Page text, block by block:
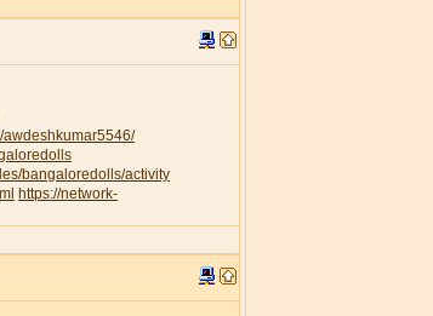
awdeshkumar5546/
bangaloredolls/activity
https://network-